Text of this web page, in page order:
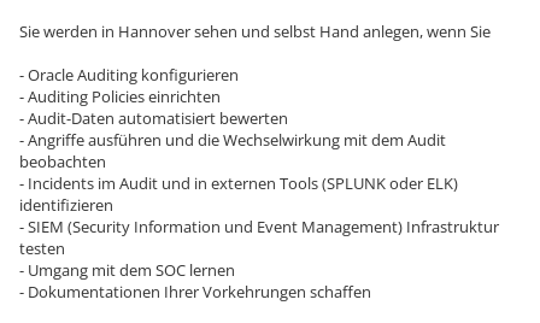
Sie werden in Hannover sehen und selbst Hand anlegen, wenn Sie
- Oracle Auditing konfigurieren
- Auditing Policies einrichten
- Audit-Daten automatisiert bewerten
- Angriffe ausführen und die Wechselwirkung mit dem Audit
beobachten
- Incidents im Audit und in externen Tools (SPLUNK oder ELK)
identifizieren
- SIEM (Security Information und Event Management) Infrastruktur
testen
- Umgang mit dem SOC lernen
- Dokumentationen Ihrer Vorkehrungen schaffen